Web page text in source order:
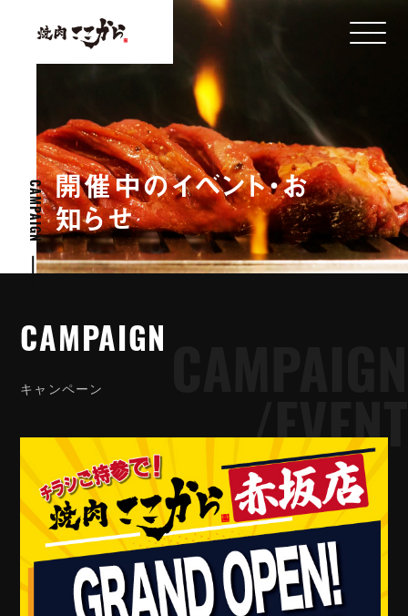
開催中のイベント・お
知らせ
CAMPAIGN
CAMPAIGN
CAMPAIGN
キ ャ ンペー ン
/EVENT